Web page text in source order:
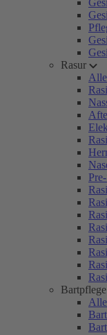
Rasur
Bartpflege